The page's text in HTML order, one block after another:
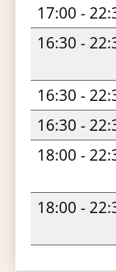
17:00 -
16:30 -
16:30 -
16:30 -
18:00 -
18:00 -